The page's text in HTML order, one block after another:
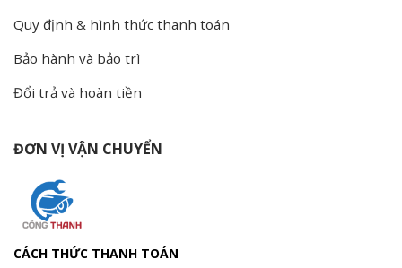
Quy định & hình thức thanh toán
Bảo hành và bảo trì
Đổi trả và hoàn tiền
ĐƠN VỊ VẬN CHUYỂN
CÁCH THỨC THANH TOÁN